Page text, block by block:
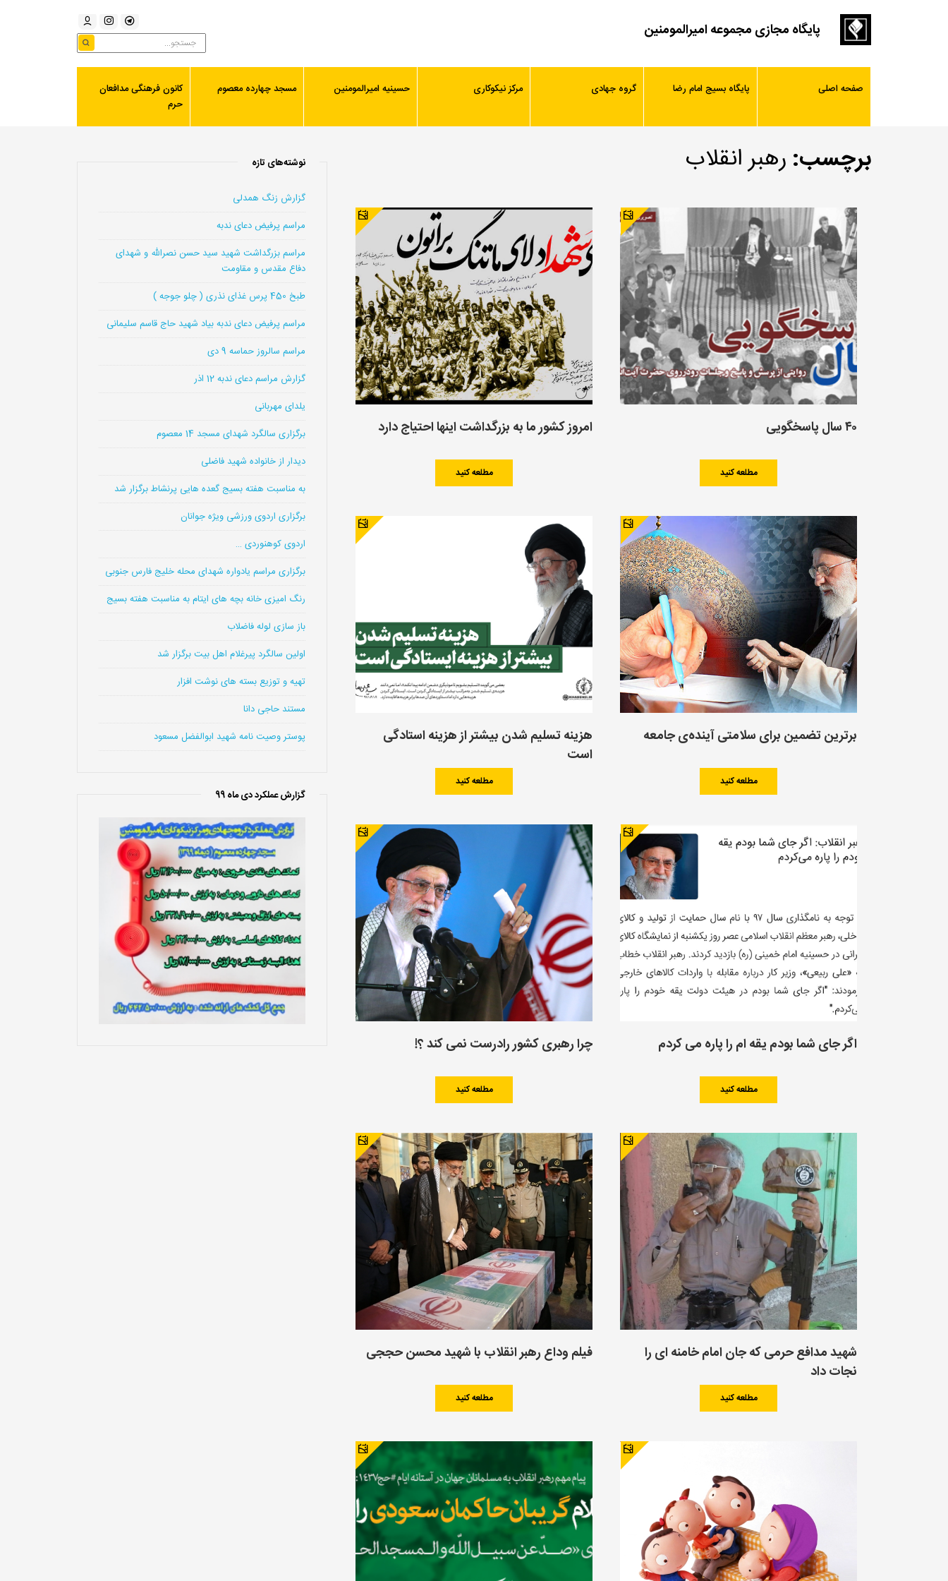
پایگاه مجازی مجموعه امیرالمومنین
صفحه اصلی پایگاه بسیج امام رضا گروه جهادی مرکز نیکوکاری حسینیه امیرالمومنین مسجد چهارده معصوم
کانون فرهنگی مدافعان
حرم
برچسب: رهبر انقلاب
۴۰ سال پاسخگویی
مطلعه کنید
امروز کشور ما به بزرگداشت اینها احتیاج دارد
مطلعه کنید
برترین تضمین برای سلامتی آینده‌ی جامعه
مطلعه کنید
هزینه تسلیم شدن بیشتر از هزینه استادگی
است
مطلعه کنید
اگر جای شما بودم یقه ام را پاره می کردم
مطلعه کنید
چرا رهبری کشور رادرست نمی کند ؟!
مطلعه کنید
شهید مدافع حرمی که جان امام خامنه ای را
نجات داد
مطلعه کنید
فیلم وداع رهبر انقلاب با شهید محسن حججی
مطلعه کنید
نوشته‌های تازه
گزارش زنگ همدلی
مراسم پرفیض دعای ندبه
مراسم بزرگداشت شهید سید حسن نصرالله و شهدای
دفاع مقدس و مقاومت
طبخ 450 پرس غذای نذری ( چلو جوجه )
مراسم پرفیض دعای ندبه بیاد شهید حاج قاسم سلیمانی
مراسم سالروز حماسه 9 دی
گزارش مراسم دعای ندبه 12 اذر
یلدای مهربانی
برگزاری سالگرد شهدای مسجد 14 معصوم
دیدار از خانواده شهید فاضلی
به مناسبت هفته بسیج گعده هایی پرنشاط برگزار شد
برگزاری اردوی ورزشی ویژه جوانان
اردوی کوهنوردی …
برگزاری مراسم یادواره شهدای محله خلیج فارس جنوبی
رنگ امیزی خانه بچه های ایتام به مناسبت هفته بسیج
باز سازی لوله فاضلاب
اولین سالگرد پیرغلام اهل بیت برگزار شد
تهیه و توزیع بسته های نوشت افزار
مستند حاجی دانا
پوستر وصیت نامه شهید ابوالفضل مسعود
گزارش عملکرد دی ماه 99